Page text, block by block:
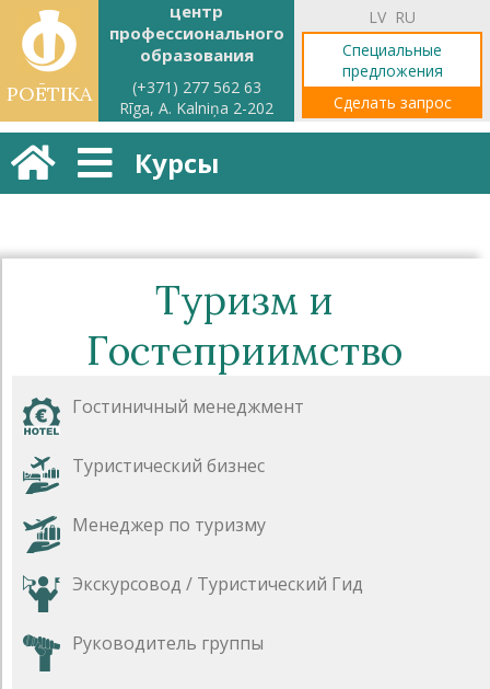
POĒTIKA
центр
профессионального
образования
(+371) 277 562 63
Rīga, A. Kalniņa 2-202
LV RU
Специальные
предложения
Сделать запрос
Курсы
Туризм и
Гостеприимство
Гостиничный менеджмент
Туристический бизнес
Менеджер по туризму
Экскурсовод / Туристический Гид
Руководитель группы